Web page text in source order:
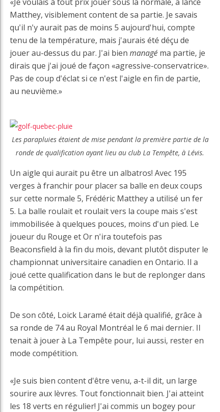
Matthey, visiblement content de sa partie. Je savais
qu'il n'y aurait pas de moins 5 aujourd'hui, compte
tenu de la température, mais j'aurais été déçu de
jouer au-dessus du par. J'ai bien managé ma partie, je
dirais que j'ai joué de façon «agressive-conservatrice».
Pas de coup d'éclat si ce n'est l'aigle en fin de partie,
au neuvième.»
Les parapluies étaient de mise pendant la première partie de la
ronde de qualification ayant lieu au club La Tempête, à Lévis.
Un aigle qui aurait pu être un albatros! Avec 195
verges à franchir pour placer sa balle en deux coups
sur cette normale 5, Frédéric Matthey a utilisé un fer
5. La balle roulait et roulait vers la coupe mais s'est
immobilisée à quelques pouces, moins d'un pied. Le
joueur du Rouge et Or n'ira toutefois pas
Beaconsfield à la fin du mois, devant plutôt disputer le
championnat universitaire canadien en Ontario. Il a
joué cette qualification dans le but de replonger dans
la compétition.
De son côté, Loick Laramé était déjà qualifié, grâce à
sa ronde de 74 au Royal Montréal le 6 mai dernier. Il
tenait à jouer à La Tempête pour, lui aussi, rester en
mode compétition.
«Je suis bien content d'être venu, a-t-il dit, un large
sourire aux lèvres. Tout fonctionnait bien. J'ai atteint
les 18 verts en régulier! J'ai commis un bogey pour